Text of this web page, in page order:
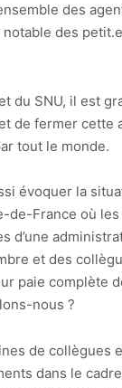
des
notable des
du SNU, il est
de fermer cette
tout le monde.
évoquer la
de-France où
d’une
et des
paie complète
nous ?
de collègues
dans le